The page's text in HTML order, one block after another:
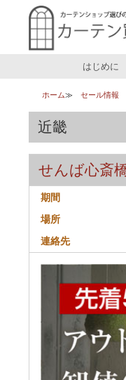
はじめに
ホーム セール情報
近畿
せんば心斎
期間
場所
連絡先